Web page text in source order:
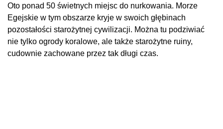
Oto ponad 50 świetnych miejsc do nurkowania. Morze
Egejskie w tym obszarze kryje w swoich głębinach
pozostałości starożytnej cywilizacji. Można tu podziwiać
nie tylko ogrody koralowe, ale także starożytne ruiny,
cudownie zachowane przez tak długi czas.